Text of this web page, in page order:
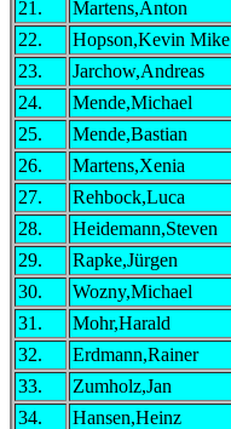
21.
Martens,Anton
22.
Hopson,Kevin Mike
23.
Jarchow,Andreas
24.
Mende,Michael
25.
Mende,Bastian
26.
Martens,Xenia
27.
Rehbock,Luca
28.
Heidemann,Steven
29.
Rapke,Jürgen
30.
Wozny,Michael
31.
Mohr,Harald
32.
Erdmann,Rainer
33.
Zumholz,Jan
34.
Hansen,Heinz